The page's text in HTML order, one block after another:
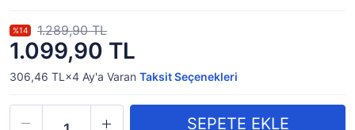
1.099,90 TL
%14 1.289,90 TL
306,46 TL×4 Ay'a Varan Taksit Seçenekleri